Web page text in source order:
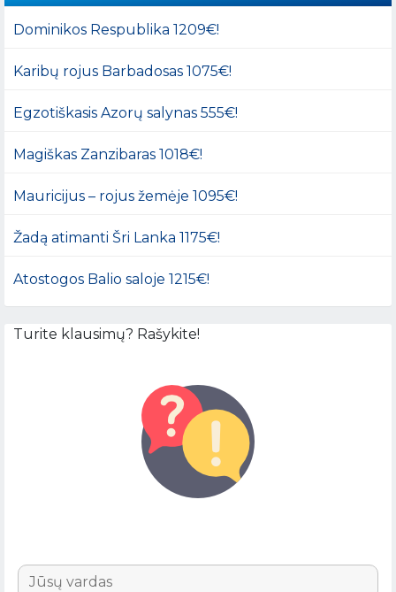
Dominikos Respublika 1209€!
Karibų rojus Barbadosas 1075€!
Egzotiškasis Azorų salynas 555€!
Magiškas Zanzibaras 1018€!
Mauricijus – rojus žemėje 1095€!
Žadą atimanti Šri Lanka 1175€!
Atostogos Balio saloje 1215€!
Turite klausimų? Rašykite!